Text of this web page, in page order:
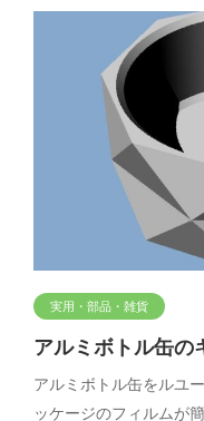
実用・部品・雑貨
アルミボトル缶の
アルミボトル缶をルユ
ッケージのフィルムが